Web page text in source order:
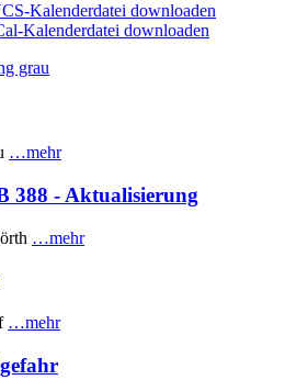
Kalenderdatei downloaden
Kalenderdatei downloaden
…mehr
388 - Aktualisierung
…mehr
…mehr